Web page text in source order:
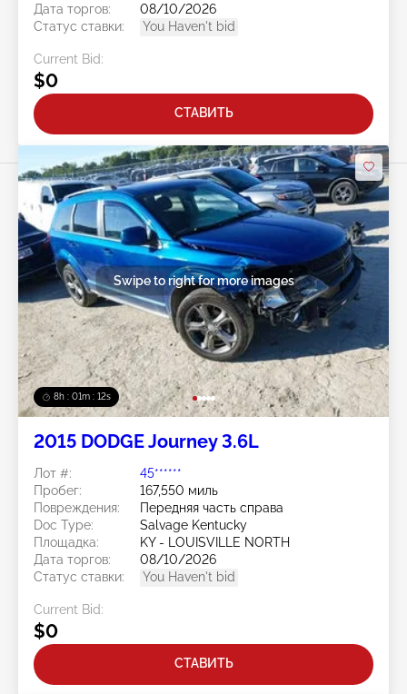
Дата торгов:
08/10/2026
Статус ставки:
You Haven't bid
Current Bid:
$0
СТАВИТЬ
8h : 01m : 09s
Swipe to right for more images
2015 DODGE Journey 3.6L
Лот #:
45******
Пробег:
167,550 миль
Повреждения:
Передняя часть справа
Doc Type:
Salvage Kentucky
Площадка:
KY - LOUISVILLE NORTH
Дата торгов:
08/10/2026
Статус ставки:
You Haven't bid
Current Bid:
$0
СТАВИТЬ